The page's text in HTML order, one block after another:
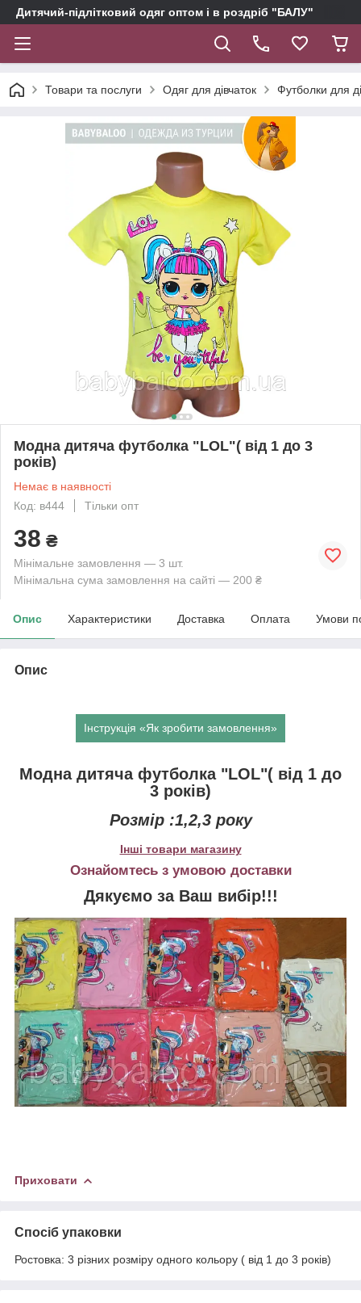
Дитячий-підлітковий одяг оптом і в роздріб "БАЛУ"
Товари та послуги Одяг для дівчаток Футболки для
Модна дитяча футболка "LOL"( від 1 до 3
років)
Немає в наявності
Код: в444
Тільки опт
38 ₴
Мінімальне замовлення — 3 шт.
Мінімальна сума замовлення на сайті — 200 ₴
Опис Характеристики Доставка Оплата Умови
Опис
Інструкція «Як зробити замовлення»
Модна дитяча футболка "LOL"( від 1 до
3 років)
Розмір :1,2,3 року
Інші товари магазину
Ознайомтесь з умовою доставки
Дякуємо за Ваш вибір!!!
Приховати
Спосіб упаковки
Ростовка: 3 різних розміру одного кольору ( від 1 до 3 років)